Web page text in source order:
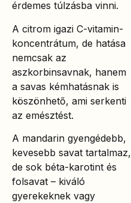
érdemes túlzásba vinni.
A citrom igazi C-vitamin-
koncentrátum, de hatása
nemcsak az
aszkorbinsavnak, hanem
a savas kémhatásnak is
köszönhető, ami serkenti
az emésztést.
A mandarin gyengédebb,
kevesebb savat tartalmaz,
de sok béta-karotint és
folsavat – kiváló
gyerekeknek vagy